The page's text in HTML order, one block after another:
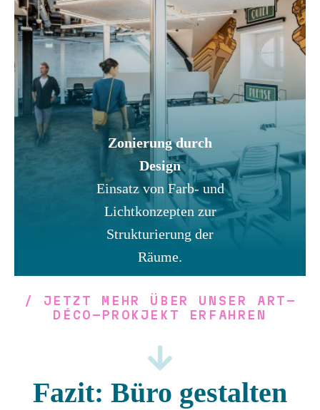
Zonierung durch
Design
Einsatz von Farb- und
Lichtkonzepten zur
Strukturierung der
Räume.​
/ JETZT MEHR ÜBER UNSER ART-
DÉCO-PROKJEKT ERFAHREN
Fazit: Büro gestalten